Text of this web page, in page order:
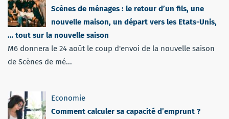
Scènes de ménages : le retour d’un fils, une
nouvelle maison, un départ vers les Etats-Unis,
… tout sur la nouvelle saison
M6 donnera le 24 août le coup d'envoi de la nouvelle saison
de Scènes de mé...
Economie
Comment calculer sa capacité d’emprunt ?